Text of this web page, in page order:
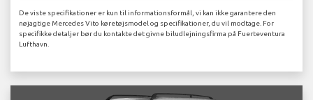
De viste specifikationer er kun til informationsformål, vi kan ikke garantere den
nøjagtige Mercedes Vito køretøjsmodel og specifikationer, du vil modtage. For
specifikke detaljer bør du kontakte det givne biludlejningsfirma på Fuerteventura
Lufthavn.